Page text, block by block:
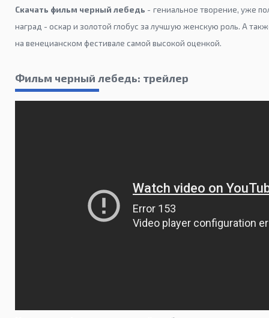
Скачать фильм черный лебедь - гениальное творение, уже
наград - оскар и золотой глобус за лучшую женскую роль. А
на венецианском фестивале самой высокой оценкой.
Фильм черный лебедь: трейлер